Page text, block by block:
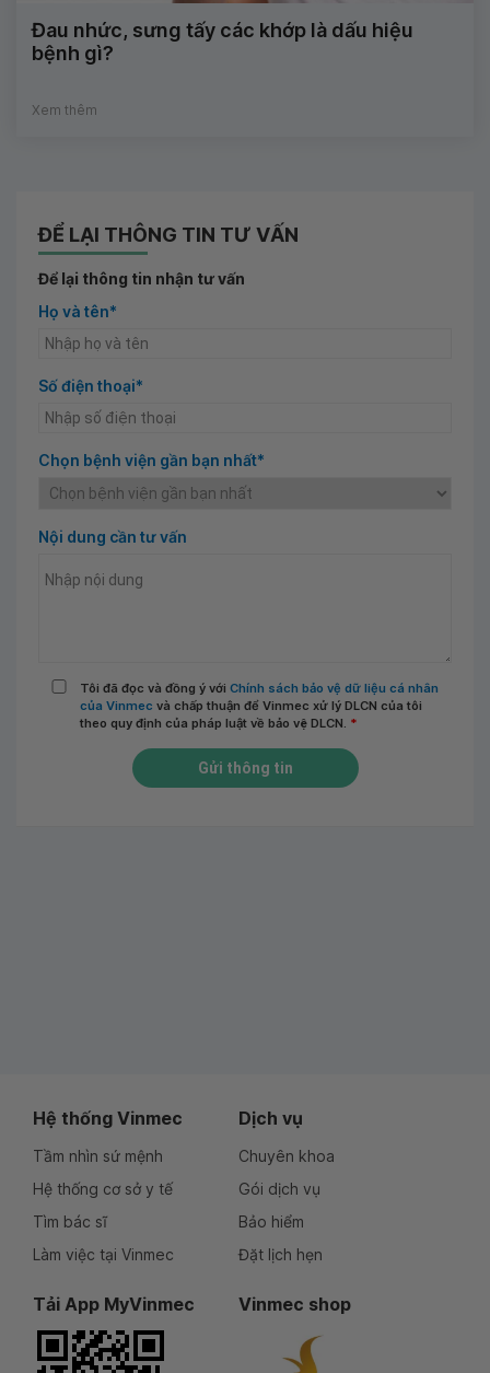
Đau nhức, sưng tấy các khớp là dấu hiệu
bệnh gì?
Xem thêm
ĐỂ LẠI THÔNG TIN TƯ VẤN
Để lại thông tin nhận tư vấn
Họ và tên*
Số điện thoại*
Chọn bệnh viện gần bạn nhất*
Nội dung cần tư vấn
Tôi đã đọc và đồng ý với Chính sách bảo vệ dữ liệu cá nhân
của Vinmec và chấp thuận để Vinmec xử lý DLCN của tôi
theo quy định của pháp luật về bảo vệ DLCN. *
Gửi thông tin
Hệ thống Vinmec
Tầm nhìn sứ mệnh
Hệ thống cơ sở y tế
Tìm bác sĩ
Làm việc tại Vinmec
Dịch vụ
Chuyên khoa
Gói dịch vụ
Bảo hiểm
Đặt lịch hẹn
Tải App MyVinmec Vinmec shop